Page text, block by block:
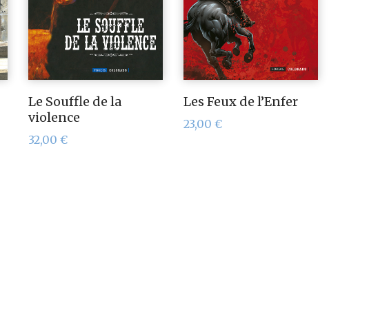
Le Souffle de la
violence
32,00 €
Les Feux de l’Enfer
23,00 €